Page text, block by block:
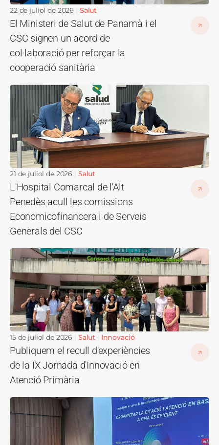
22 de juliol de 2026 Salut
El Ministeri de Salut de Panamà i el
CSC signen un acord de
col·laboració per reforçar la
cooperació sanitària
Imatge
21 de juliol de 2026 Salut
L'Hospital Comarcal de l'Alt
Penedès acull les comissions
Economicofinancera i de Serveis
Generals del CSC
Imatge
15 de juliol de 2026 Salut Innovació
Publiquem el recull d'experiències
de la IX Jornada d'Innovació en
Atenció Primària
Imatge